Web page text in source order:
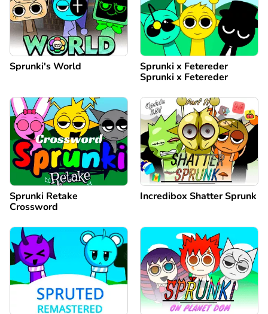
Sprunki's World
Sprunki x Fetereder
Sprunki x Fetereder
Sprunki Retake
Crossword
Incredibox Shatter Sprunk